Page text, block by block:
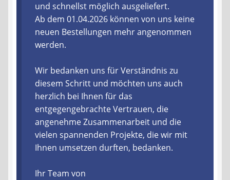
Lieferzeit & Verfügbarkeit
Gutschein
Batterien- und Akku Verordnung
Elektro- und Elektronikgeräte Verordnung
Öle- und Schmierstoff Verordnung
Vereine & Foren
Kontakt
und schnellst möglich ausgeliefert.
Ab dem 01.04.2026 können von uns keine
neuen Bestellungen mehr angenommen
werden.
Wir bedanken uns für Verständnis zu
diesem Schritt und möchten uns auch
herzlich bei Ihnen für das
entgegengebrachte Vertrauen, die
angenehme Zusammenarbeit und die
vielen spannenden Projekte, die wir mit
Ihnen umsetzen durften, bedanken.
Ihr Team von